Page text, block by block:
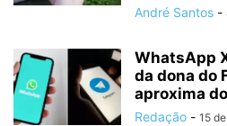
André Santos -
WhatsApp
da dona do
aproxima
Redação - 15